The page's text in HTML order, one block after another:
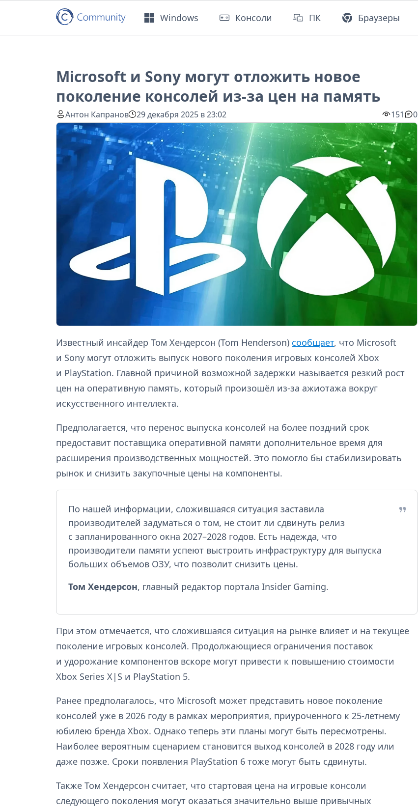
Windows Консоли ПК Браузеры
Microsoft и Sony могут отложить новое
поколение консолей из-за цен на память
Антон Капранов 29 декабря 2025 в 23:02 151 0
Известный инсайдер Том Хендерсон (Tom Henderson) сообщает, что Microsoft
и Sony могут отложить выпуск нового поколения игровых консолей Xbox
и PlayStation. Главной причиной возможной задержки называется резкий рост
цен на оперативную память, который произошёл из-за ажиотажа вокруг
искусственного интеллекта.
Предполагается, что перенос выпуска консолей на более поздний срок
предоставит поставщика оперативной памяти дополнительное время для
расширения производственных мощностей. Это помогло бы стабилизировать
рынок и снизить закупочные цены на компоненты.
По нашей информации, сложившаяся ситуация заставила
производителей задуматься о том, не стоит ли сдвинуть релиз
с запланированного окна 2027–2028 годов. Есть надежда, что
производители памяти успеют выстроить инфраструктуру для выпуска
больших объемов ОЗУ, что позволит снизить цены.
Том Хендерсон, главный редактор портала Insider Gaming.
При этом отмечается, что сложившаяся ситуация на рынке влияет и на текущее
поколение игровых консолей. Продолжающиеся ограничения поставок
и удорожание компонентов вскоре могут привести к повышению стоимости
Xbox Series X|S и PlayStation 5.
Ранее предполагалось, что Microsoft может представить новое поколение
консолей уже в 2026 году в рамках мероприятия, приуроченного к 25-летнему
юбилею бренда Xbox. Однако теперь эти планы могут быть пересмотрены.
Наиболее вероятным сценарием становится выход консолей в 2028 году или
даже позже. Сроки появления PlayStation 6 тоже могут быть сдвинуты.
Также Том Хендерсон считает, что стартовая цена на игровые консоли
следующего поколения могут оказаться значительно выше привычных